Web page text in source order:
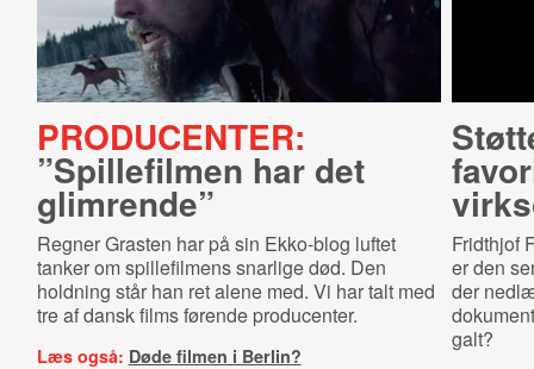
PRODUCENTER:
”Spillefilmen har det
glimrende”
Regner Grasten har på sin Ekko-blog luftet
tanker om spillefilmens snarlige død. Den
holdning står han ret alene med. Vi har talt med
tre af dansk films førende producenter.
Læs også: Døde filmen i Berlin?
Fridthjof
er den
der
galt?